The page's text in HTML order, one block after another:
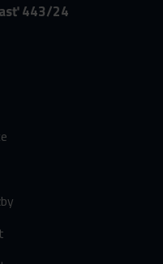
443/24